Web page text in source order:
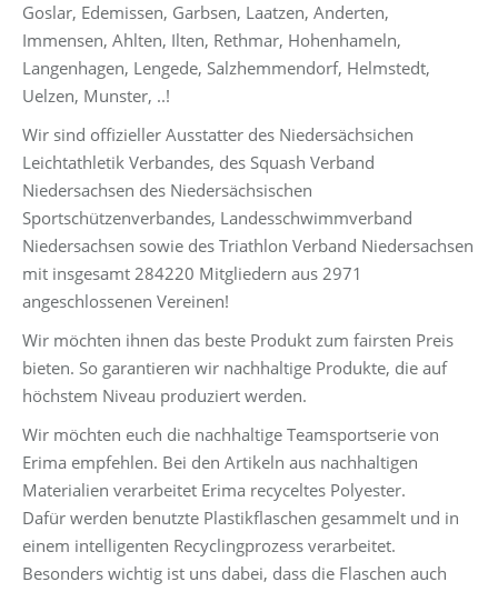
Goslar, Edemissen, Garbsen, Laatzen, Anderten,
Immensen, Ahlten, Ilten, Rethmar, Hohenhameln,
Langenhagen, Lengede, Salzhemmendorf, Helmstedt,
Uelzen, Munster, ..!
Wir sind offizieller Ausstatter des Niedersächsichen
Leichtathletik Verbandes, des Squash Verband
Niedersachsen des Niedersächsischen
Sportschützenverbandes, Landesschwimmverband
Niedersachsen sowie des Triathlon Verband Niedersachsen
mit insgesamt 284220 Mitgliedern aus 2971
angeschlossenen Vereinen!
Wir möchten ihnen das beste Produkt zum fairsten Preis
bieten. So garantieren wir nachhaltige Produkte, die auf
höchstem Niveau produziert werden.
Wir möchten euch die nachhaltige Teamsportserie von
Erima empfehlen. Bei den Artikeln aus nachhaltigen
Materialien verarbeitet Erima recyceltes Polyester.
Dafür werden benutzte Plastikflaschen gesammelt und in
einem intelligenten Recyclingprozess verarbeitet.
Besonders wichtig ist uns dabei, dass die Flaschen auch